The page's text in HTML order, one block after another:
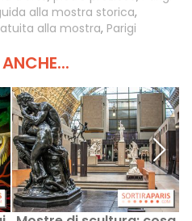
alla mostra storica,
alla mostra, Parigi